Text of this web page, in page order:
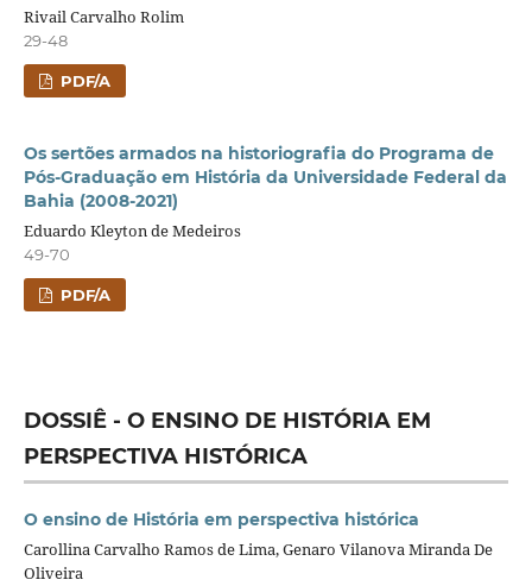
Rivail Carvalho Rolim
29-48
PDF/A
Os sertões armados na historiografia do Programa de
Pós-Graduação em História da Universidade Federal da
Bahia (2008-2021)
Eduardo Kleyton de Medeiros
49-70
PDF/A
DOSSIÊ - O ENSINO DE HISTÓRIA EM
PERSPECTIVA HISTÓRICA
O ensino de História em perspectiva histórica
Carollina Carvalho Ramos de Lima, Genaro Vilanova Miranda De
Oliveira